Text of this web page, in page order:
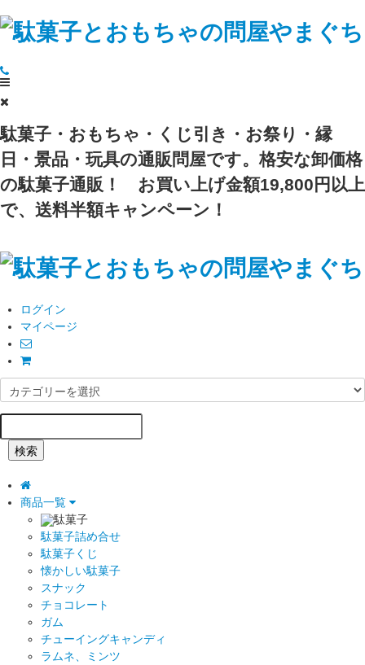
駄菓子・おもちゃ・くじ引き・お祭り・縁
日・景品・玩具の通販問屋です。格安な卸価格
の駄菓子通販！
お買い上げ金額19,800円以上
で、送料半額キャンペーン！
ログイン
マイページ
検索
商品一覧
駄菓子
駄菓子詰め合せ
駄菓子くじ
懐かしい駄菓子
スナック
チョコレート
ガム
チューイングキャンディ
ラムネ、ミンツ